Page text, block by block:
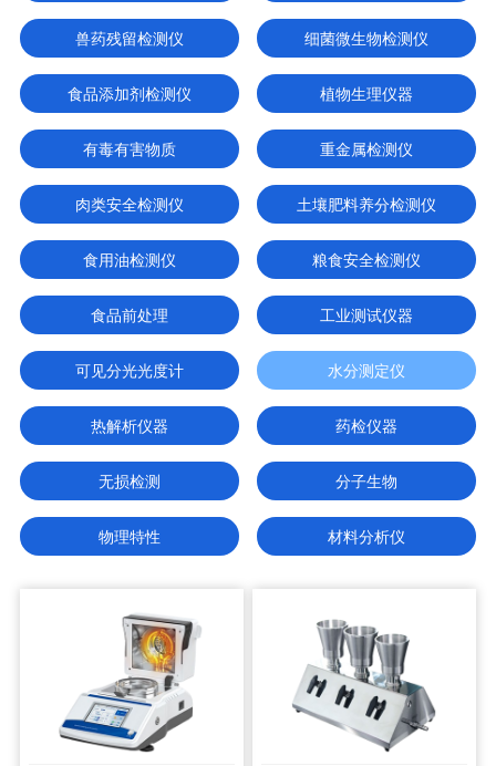
兽药残留检测仪 细菌微生物检测仪
食品添加剂检测仪 植物生理仪器
有毒有害物质 重金属检测仪
肉类安全检测仪 土壤肥料养分检测仪
食用油检测仪 粮食安全检测仪
食品前处理 工业测试仪器
可见分光光度计 水分测定仪
热解析仪器 药检仪器
无损检测 分子生物
物理特性 材料分析仪